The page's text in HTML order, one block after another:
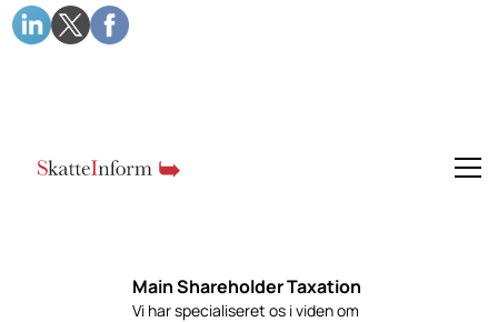
Main Shareholder Taxation
Vi har specialiseret os i viden om